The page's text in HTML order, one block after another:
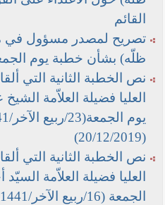
القائم
تصريح لمصدر مسؤول في
ظلّه) بشأن خطبة يوم الجمعة (30/ربيع الآخر/
نص الخطبة الثانية التي
العليا فضيلة العلاّمة
(20/12/2019)
نص الخطبة الثانية التي
العليا فضيلة العلاّمة
الجمعة (16/ربيع الآخر/1441هـ) الموافق (13/12/2019)